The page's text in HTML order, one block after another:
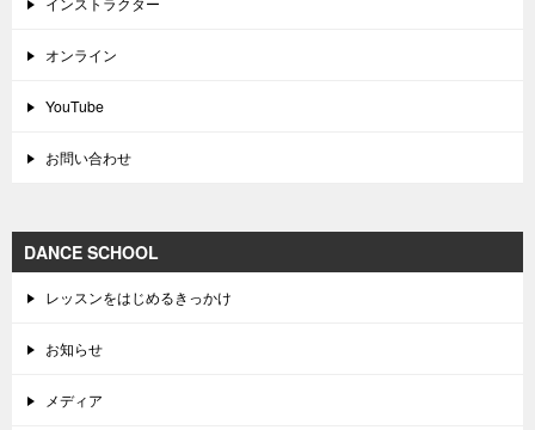
オンライン
YouTube
お問い合わせ
DANCE SCHOOL
レッスンをはじめるきっかけ
お知らせ
メディア